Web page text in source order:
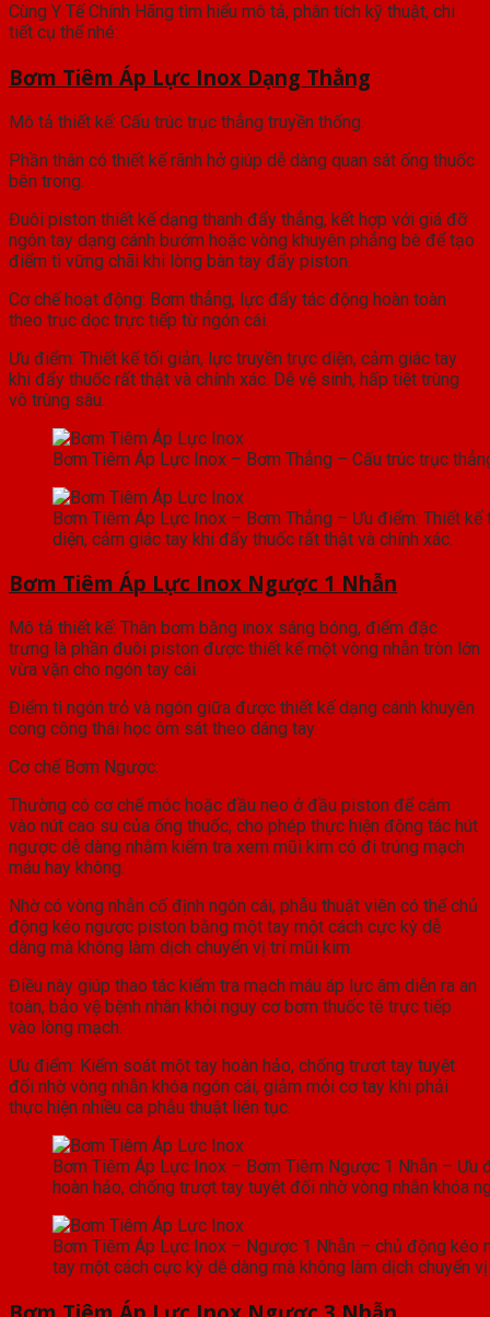
Cùng Y Tế Chính Hãng tìm hiểu mô tả, phân tích kỹ thuật, chi
tiết cụ thể nhé:
Bơm Tiêm Áp Lực Inox Dạng Thẳng
Mô tả thiết kế: Cấu trúc trục thẳng truyền thống.
Phần thân có thiết kế rãnh hở giúp dễ dàng quan sát ống thuốc
bên trong.
Đuôi piston thiết kế dạng thanh đẩy thẳng, kết hợp với giá đỡ
ngón tay dạng cánh bướm hoặc vòng khuyên phẳng bè để tạo
điểm tì vững chãi khi lòng bàn tay đẩy piston.
Cơ chế hoạt động: Bơm thẳng, lực đẩy tác động hoàn toàn
theo trục dọc trực tiếp từ ngón cái.
Ưu điểm: Thiết kế tối giản, lực truyền trực diện, cảm giác tay
khi đẩy thuốc rất thật và chính xác. Dễ vệ sinh, hấp tiệt trùng
vô trùng sâu.
Bơm Tiêm Áp Lực Inox – Bơm Thẳng – Cấu trúc trục
Bơm Tiêm Áp Lực Inox – Bơm Thẳng – Ưu điểm: Thiết
diện, cảm giác tay khi đẩy thuốc rất thật và chính xác.
Bơm Tiêm Áp Lực Inox Ngược 1 Nhẫn
Mô tả thiết kế: Thân bơm bằng inox sáng bóng, điểm đặc
trưng là phần đuôi piston được thiết kế một vòng nhẫn tròn lớn
vừa vặn cho ngón tay cái.
Điểm tì ngón trỏ và ngón giữa được thiết kế dạng cánh khuyên
cong công thái học ôm sát theo dáng tay.
Cơ chế Bơm Ngược:
Thường có cơ chế móc hoặc đầu neo ở đầu piston để cắm
vào nút cao su của ống thuốc, cho phép thực hiện động tác hút
ngược dễ dàng nhằm kiểm tra xem mũi kim có đi trúng mạch
máu hay không.
Nhờ có vòng nhẫn cố định ngón cái, phẫu thuật viên có thể chủ
động kéo ngược piston bằng một tay một cách cực kỳ dễ
dàng mà không làm dịch chuyển vị trí mũi kim.
Điều này giúp thao tác kiểm tra mạch máu áp lực âm diễn ra an
toàn, bảo vệ bệnh nhân khỏi nguy cơ bơm thuốc tê trực tiếp
vào lòng mạch.
Ưu điểm: Kiểm soát một tay hoàn hảo, chống trượt tay tuyệt
đối nhờ vòng nhẫn khóa ngón cái, giảm mỏi cơ tay khi phải
thực hiện nhiều ca phẫu thuật liên tục.
Bơm Tiêm Áp Lực Inox – Bơm Tiêm Ngược 1 Nhẫn – Ưu
hoàn hảo, chống trượt tay tuyệt đối nhờ vòng nhẫn khóa
Bơm Tiêm Áp Lực Inox – Ngược 1 Nhẫn – chủ động kéo
tay một cách cực kỳ dễ dàng mà không làm dịch chuyển